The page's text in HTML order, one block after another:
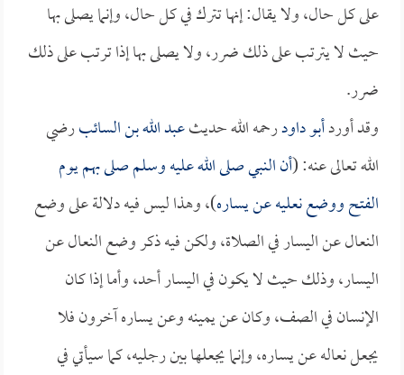
على كل حال، ولا يقال: إنها تترك في كل حال، وإنما يصلى بها
حيث لا يترتب على ذلك ضرر، ولا يصلى بها إذا ترتب على ذلك
ضرر.
وقد أوردأبو داودرحمه الله حديثعبد الله بن السائبرضي
الله تعالى عنه: (أن النبي صلى الله عليه وسلم صلى بهم يوم
الفتح ووضع نعليه عن يساره)، وهذا ليس فيه دلالة على وضع
النعال عن اليسار في الصلاة، ولكن فيه ذكر وضع النعال عن
اليسار، وذلك حيث لا يكون في اليسار أحد، وأما إذا كان
الإنسان في الصف، وكان عن يمينه وعن يساره آخرون فلا
يجعل نعاله عن يساره، وإنما يجعلها بين رجليه، كما سيأتي في